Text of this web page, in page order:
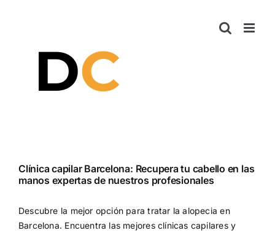
Clínica capilar Barcelona: Recupera tu cabello en las
manos expertas de nuestros profesionales
Descubre la mejor opción para tratar la alopecia en
Barcelona. Encuentra las mejores clínicas capilares y